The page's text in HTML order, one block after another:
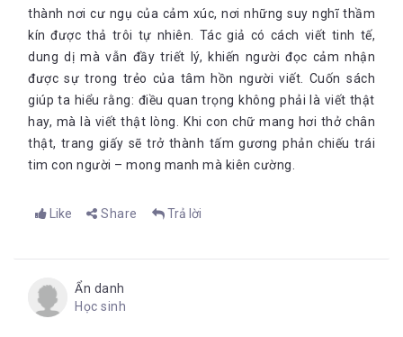
Tình bạn tựa như những chòm sao
Lupe lấy ra một sợi dây chuyền vàng từ trong túi và đặt gọn nó
vào lòng bàn tay. Mặt dây chuyền bằng vàng được chạm trổ
sáng lấp lánh dưới ánh nắng mặt trời.
“Ba tớ mang tới từ Afrik đấy”, Lupe nói tiếp. “Ba tặng tớ nhân
dịp sinh nhật, nó là của bà tớ”.
“Có gì bên trong không?”
lớn hơn. Ông là người duy nhất giữ chìa khóa”.
mỗi một món quà thôi mà”.
Nhỏ nhìn tôi ngóng trông còn tôi giải vờ không hiểu những gì
thành nơi cư ngụ của cảm xúc, nơi những suy nghĩ thầm
kín được thả trôi tự nhiên. Tác giả có cách viết tinh tế,
dung dị mà vẫn đầy triết lý, khiến người đọc cảm nhận
được sự trong trẻo của tâm hồn người viết. Cuốn sách
giúp ta hiểu rằng: điều quan trọng không phải là viết thật
hay, mà là viết thật lòng. Khi con chữ mang hơi thở chân
thật, trang giấy sẽ trở thành tấm gương phản chiếu trái
tim con người – mong manh mà kiên cường.
Like Share Trả lời
Ẩn danh
Học sinh